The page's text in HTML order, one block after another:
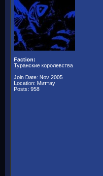
Faction:
Туранские королевства
Join Date: Nov 2005
Location: Миттау
Posts: 958